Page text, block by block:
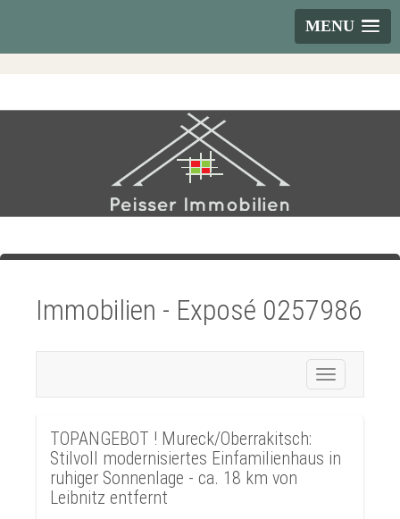
MENU
Immobilien - Exposé 0257986
Toggle
navigation
TOPANGEBOT ! Mureck/Oberrakitsch:
Stilvoll modernisiertes Einfamilienhaus in
ruhiger Sonnenlage - ca. 18 km von
Leibnitz entfernt